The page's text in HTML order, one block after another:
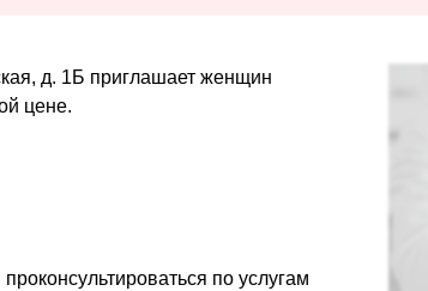
д. 1Б приглашает женщин
цене.
по услугам